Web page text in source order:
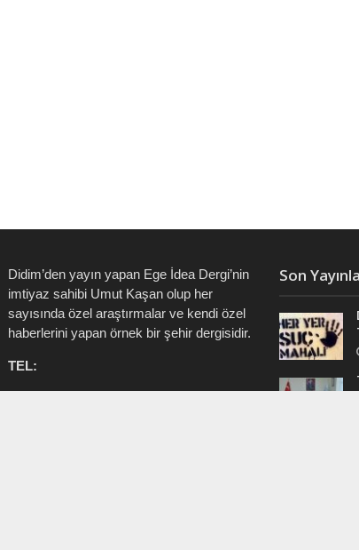
Didim’den yayın yapan Ege İdea Dergi’nin
imtiyaz sahibi Umut Kaşan olup her
sayısında özel araştırmalar ve kendi özel
haberlerini yapan örnek bir şehir dergisidir.
TEL:
Son